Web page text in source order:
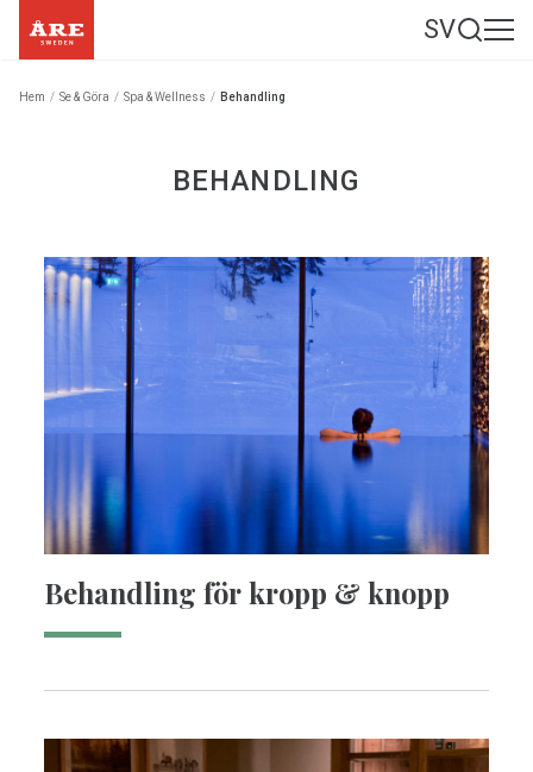
SV
Hem / Se & Göra / Spa & Wellness / Behandling
BEHANDLING
Behandling för kropp & knopp